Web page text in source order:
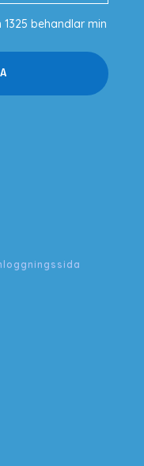
behandlar min